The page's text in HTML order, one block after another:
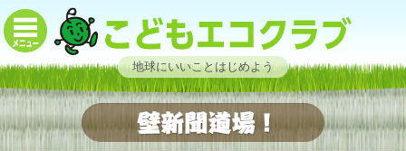
地球にいいことはじめよう